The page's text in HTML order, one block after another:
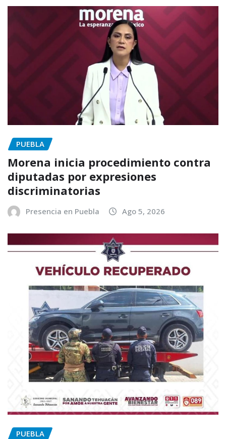
PUEBLA
Morena inicia procedimiento contra
diputadas por expresiones
discriminatorias
Presencia en Puebla Ago 5, 2026
PUEBLA